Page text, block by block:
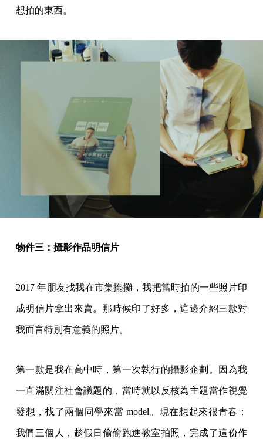
想拍的東西。
物件三：攝影作品明信片
2017 年朋友找我在市集擺攤，我把當時拍的一些照片印
成明信片拿出來賣。那時候印了好多，這邊介紹三款對
我而言特別有意義的照片。
第一款是我在高中時，第一次執行的攝影企劃。因為我
一直滿關注社會議題的，當時就以反核為主題當作視覺
發想，找了兩個同學來當 model。現在想起來很青春：
我們三個人，趁假日偷偷跑進教室拍照，完成了這份作